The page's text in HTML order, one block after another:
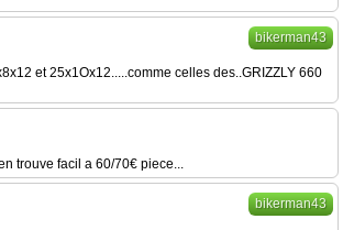
bikerman43
et 25x1Ox12.....comme celles des..GRIZZLY 660
trouve facil a 60/70€ piece...
bikerman43